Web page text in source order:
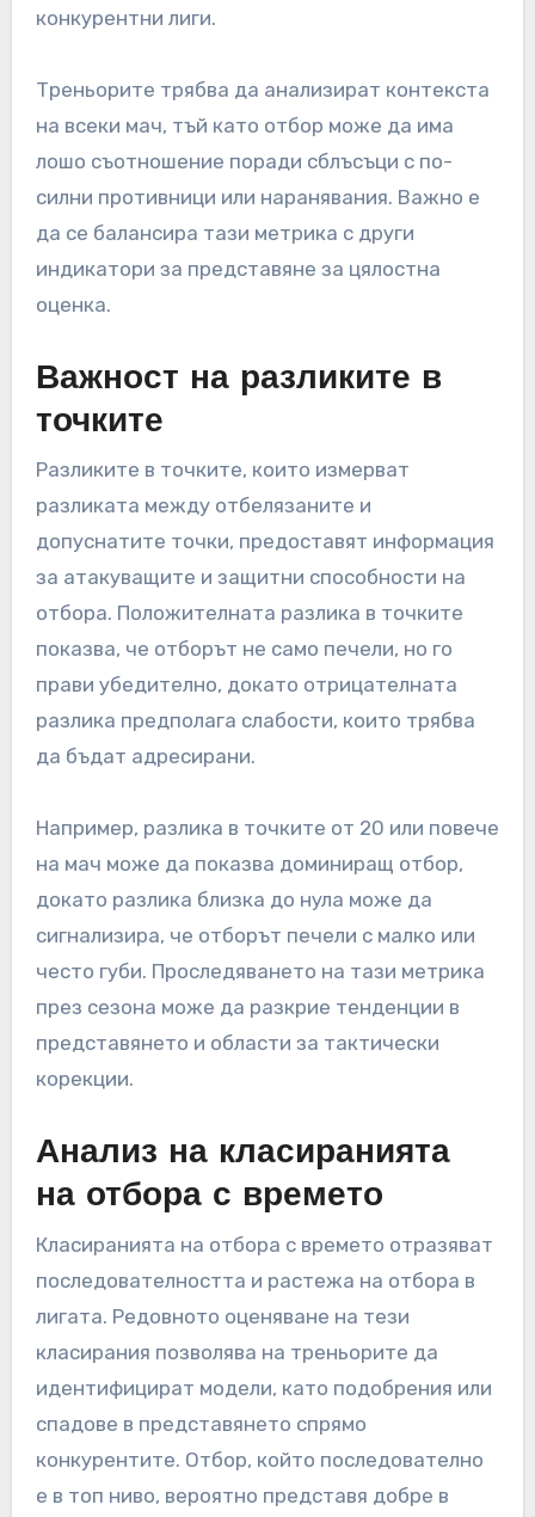
конкурентни лиги.
Треньорите трябва да анализират контекста
на всеки мач, тъй като отбор може да има
лошо съотношение поради сблъсъци с по-
силни противници или наранявания. Важно е
да се балансира тази метрика с други
индикатори за представяне за цялостна
оценка.
Важност на разликите в
точките
Разликите в точките, които измерват
разликата между отбелязаните и
допуснатите точки, предоставят информация
за атакуващите и защитни способности на
отбора. Положителната разлика в точките
показва, че отборът не само печели, но го
прави убедително, докато отрицателната
разлика предполага слабости, които трябва
да бъдат адресирани.
Например, разлика в точките от 20 или повече
на мач може да показва доминиращ отбор,
докато разлика близка до нула може да
сигнализира, че отборът печели с малко или
често губи. Проследяването на тази метрика
през сезона може да разкрие тенденции в
представянето и области за тактически
корекции.
Анализ на класиранията
на отбора с времето
Класиранията на отбора с времето отразяват
последователността и растежа на отбора в
лигата. Редовното оценяване на тези
класирания позволява на треньорите да
идентифицират модели, като подобрения или
спадове в представянето спрямо
конкурентите. Отбор, който последователно
е в топ ниво, вероятно представя добре в